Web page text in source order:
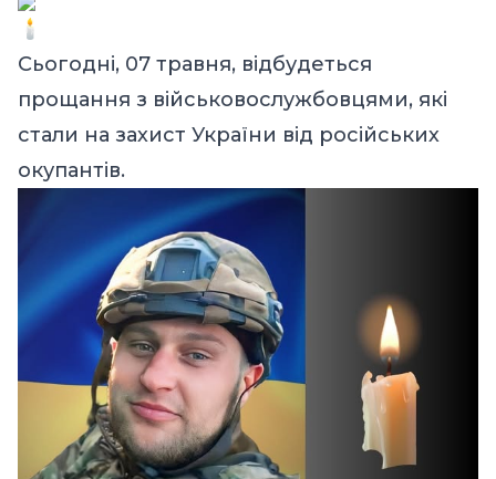
Сьогодні, 07 травня, відбудеться
прощання з військовослужбовцями, які
стали на захист України від російських
окупантів.